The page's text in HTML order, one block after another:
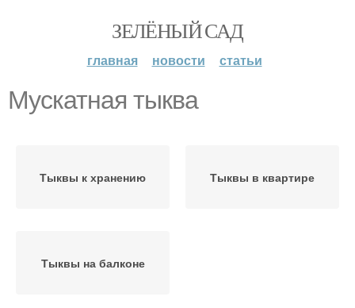
ЗЕЛЁНЫЙ САД
главная новости статьи
Мускатная тыква
Тыквы к хранению Тыквы в квартире
Тыквы на балконе